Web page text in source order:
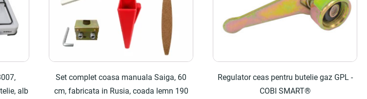
alb
Set complet coasa manuala Saiga, 60
cm, fabricata in Rusia, coada lemn 190
Regulator ceas pentru butelie gaz GPL -
COBI SMART®